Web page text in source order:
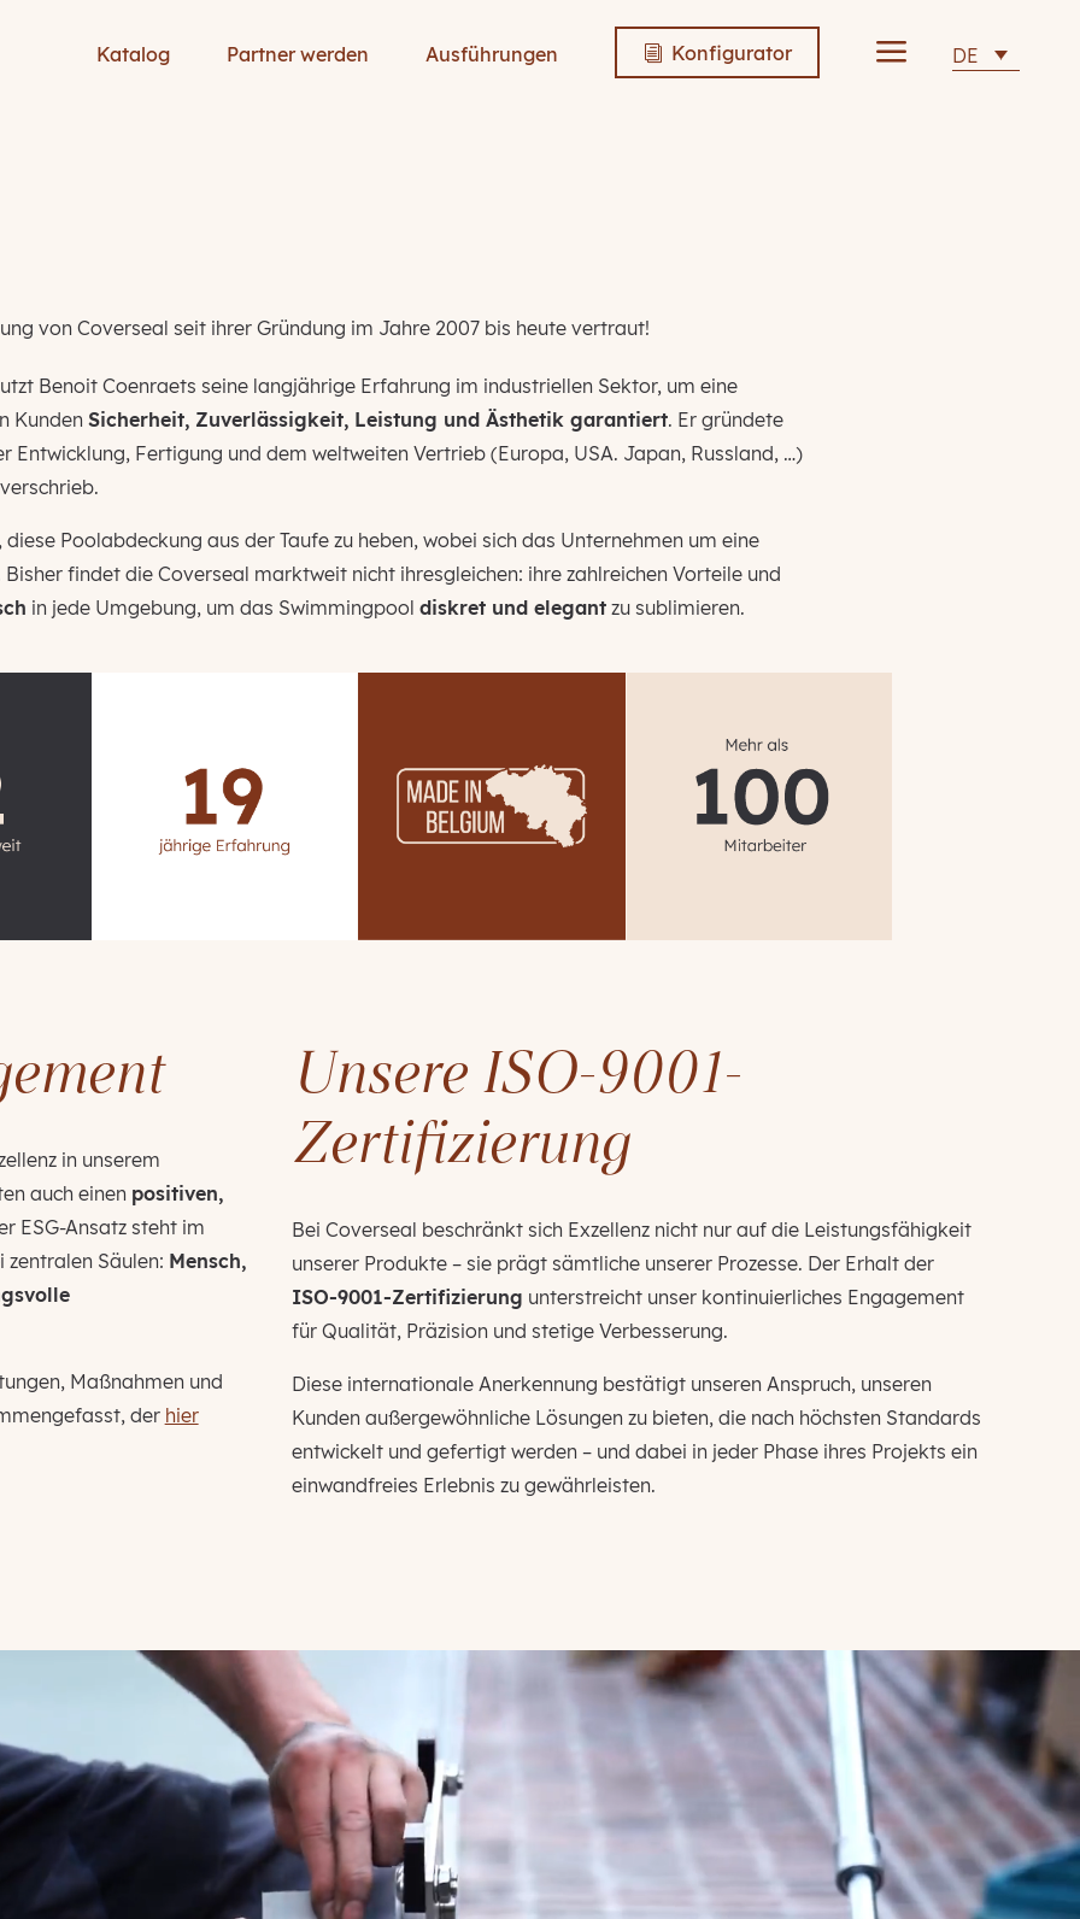
Katalog Partner werden Ausführungen i Konfigurator a DE
von Coverseal seit ihrer Gründung im Jahre 2007 bis heute vertraut!
Benoit Coenraets seine langjährige Erfahrung im industriellen Sektor, um eine
Kunden Sicherheit, Zuverlässigkeit, Leistung und Ästhetik garantiert. Er gründete
Entwicklung, Fertigung und dem weltweiten Vertrieb (Europa, USA. Japan, Russland, …)
Poolabdeckung aus der Taufe zu heben, wobei sich das Unternehmen um eine
findet die Coverseal marktweit nicht ihresgleichen: ihre zahlreichen Vorteile und
in jede Umgebung, um das Swimmingpool diskret und elegantzu sublimieren.
in unserem
auch einen positiven,
ESG-Ansatz steht im
Säulen: Mensch,
Maßnahmen und
der hier
Unsere ISO-9001-
Zertifizierung
Bei Coverseal beschränkt sich Exzellenz nicht nur auf die Leistungsfähigkeit
unserer Produkte – sie prägt sämtliche unserer Prozesse. Der Erhalt der
ISO-9001-Zertifizierung unterstreicht unser kontinuierliches Engagement
für Qualität, Präzision und stetige Verbesserung.
Diese internationale Anerkennung bestätigt unseren Anspruch, unseren
Kunden außergewöhnliche Lösungen zu bieten, die nach höchsten Standards
entwickelt und gefertigt werden – und dabei in jeder Phase ihres Projekts ein
einwandfreies Erlebnis zu gewährleisten.